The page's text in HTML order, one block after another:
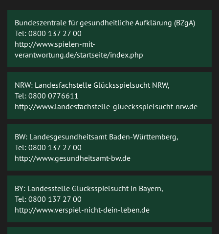
Bundeszentrale für gesundheitliche Aufklärung (BZgA)
Tel: 0800 137 27 00
http://www.spielen-mit-
verantwortung.de/startseite/index.php
NRW: Landesfachstelle Glücksspielsucht NRW,
Tel: 0800 0776611
http://www.landesfachstelle-gluecksspielsucht-nrw.de
BW: Landesgesundheitsamt Baden-Württemberg,
Tel: 0800 137 27 00
http://www.gesundheitsamt-bw.de
BY: Landesstelle Glücksspielsucht in Bayern,
Tel: 0800 137 27 00
http://www.verspiel-nicht-dein-leben.de